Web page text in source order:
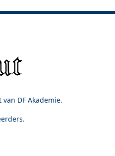
DF Akademie.